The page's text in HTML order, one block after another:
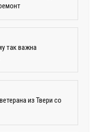
так важна
из Твери со